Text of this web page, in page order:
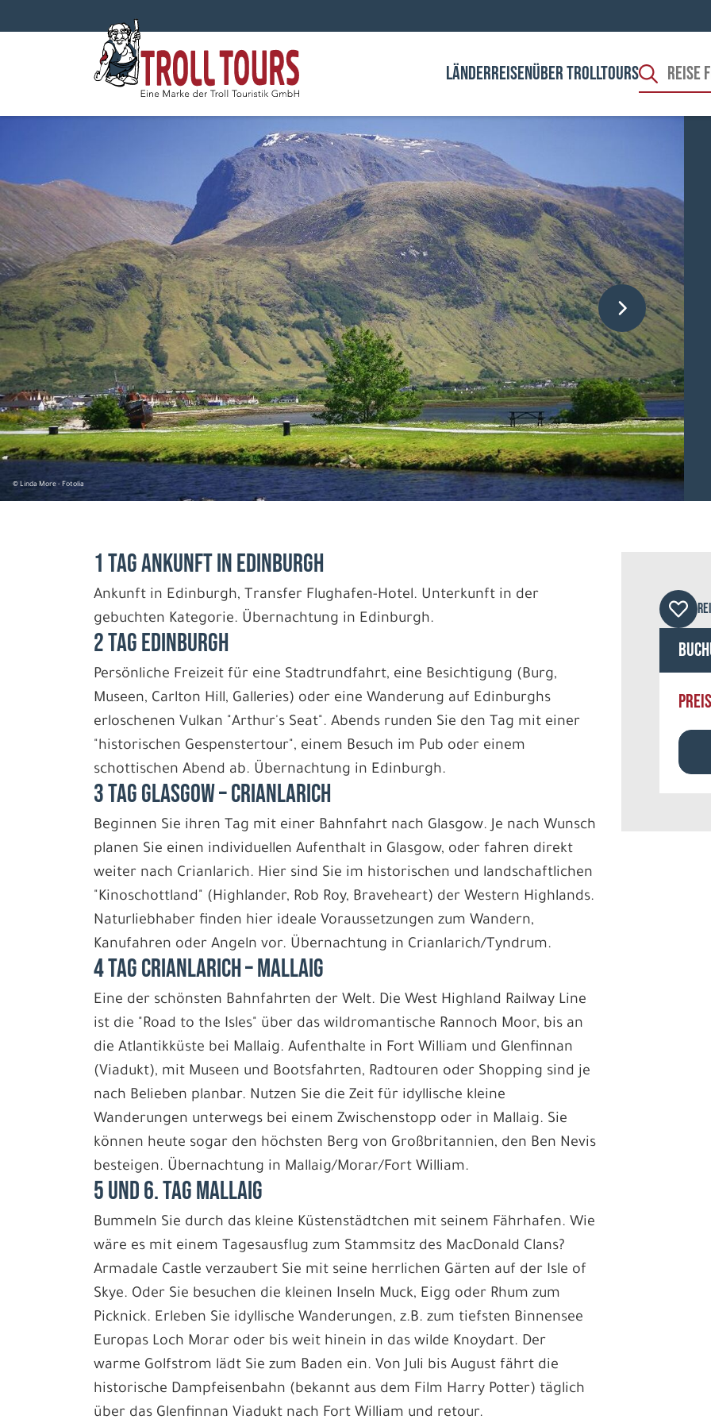
LÄNDERREISENÜBER TROLLTOURS
© Linda More - Fotolia
1 Tag Ankunft in Edinburgh
Ankunft in Edinburgh, Transfer Flughafen-Hotel. Unterkunft in der
gebuchten Kategorie. Übernachtung in Edinburgh.
2 Tag Edinburgh
Persönliche Freizeit für eine Stadtrundfahrt, eine Besichtigung (Burg,
Museen, Carlton Hill, Galleries) oder eine Wanderung auf Edinburghs
erloschenen Vulkan "Arthur's Seat". Abends runden Sie den Tag mit einer
"historischen Gespenstertour", einem Besuch im Pub oder einem
schottischen Abend ab. Übernachtung in Edinburgh.
3 Tag Glasgow – Crianlarich
Beginnen Sie ihren Tag mit einer Bahnfahrt nach Glasgow. Je nach Wunsch
planen Sie einen individuellen Aufenthalt in Glasgow, oder fahren direkt
weiter nach Crianlarich. Hier sind Sie im historischen und landschaftlichen
"Kinoschottland" (Highlander, Rob Roy, Braveheart) der Western Highlands.
Naturliebhaber finden hier ideale Voraussetzungen zum Wandern,
Kanufahren oder Angeln vor. Übernachtung in Crianlarich/Tyndrum.
4 Tag Crianlarich – Mallaig
Eine der schönsten Bahnfahrten der Welt. Die West Highland Railway Line
ist die "Road to the Isles" über das wildromantische Rannoch Moor, bis an
die Atlantikküste bei Mallaig. Aufenthalte in Fort William und Glenfinnan
(Viadukt), mit Museen und Bootsfahrten, Radtouren oder Shopping sind je
nach Belieben planbar. Nutzen Sie die Zeit für idyllische kleine
Wanderungen unterwegs bei einem Zwischenstopp oder in Mallaig. Sie
können heute sogar den höchsten Berg von Großbritannien, den Ben Nevis
besteigen. Übernachtung in Mallaig/Morar/Fort William.
5 und 6. Tag Mallaig
Bummeln Sie durch das kleine Küstenstädtchen mit seinem Fährhafen. Wie
wäre es mit einem Tagesausflug zum Stammsitz des MacDonald Clans?
Armadale Castle verzaubert Sie mit seine herrlichen Gärten auf der Isle of
Skye. Oder Sie besuchen die kleinen Inseln Muck, Eigg oder Rhum zum
Picknick. Erleben Sie idyllische Wanderungen, z.B. zum tiefsten Binnensee
Europas Loch Morar oder bis weit hinein in das wilde Knoydart. Der
warme Golfstrom lädt Sie zum Baden ein. Von Juli bis August fährt die
historische Dampfeisenbahn (bekannt aus dem Film Harry Potter) täglich
über das Glenfinnan Viadukt nach Fort William und retour.